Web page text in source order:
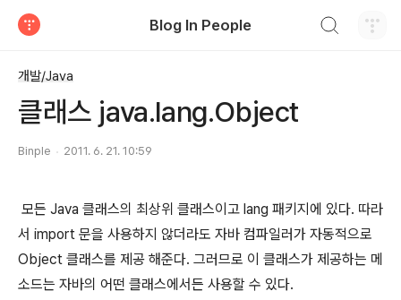
Blog In People
개발/Java
클래스 java.lang.Object
Binple 2011. 6. 21. 10:59
모든 Java 클래스의 최상위 클래스이고 lang 패키지에 있다. 따라
서 import 문을 사용하지 않더라도 자바 컴파일러가 자동적으로
Object 클래스를 제공 해준다. 그러므로 이 클래스가 제공하는 메
소드는 자바의 어떤 클래스에서든 사용할 수 있다.